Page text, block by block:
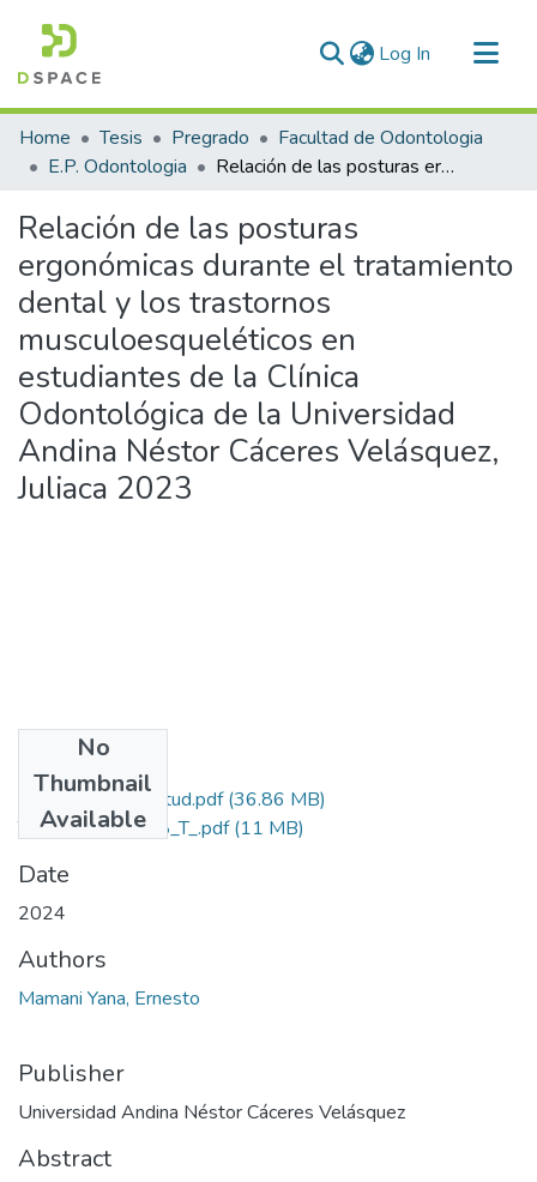
Log In (current)
Communities & Collections
All of DSpace
Home Tesis Pregrado
Facultad de Odontologia
E.P. Odontologia
Relación de las posturas ergonómicas durante el tratamiento dental y los trastornos musculoesqueléticos en estudiantes de la Clínica Odontológica de la Universidad Andina Néstor Cáceres Velásquez, Juliaca 2023
Relación de las posturas
ergonómicas durante el tratamiento
dental y los trastornos
musculoesqueléticos en
estudiantes de la Clínica
Odontológica de la Universidad
Andina Néstor Cáceres Velásquez,
Juliaca 2023
No
Thumbnail
Available
Grado de Similitud.pdf(36.86 MB)
T036_09896928_T_.pdf(11 MB)
Date
2024
Authors
Mamani Yana, Ernesto
Publisher
Universidad Andina Néstor Cáceres Velásquez
Abstract